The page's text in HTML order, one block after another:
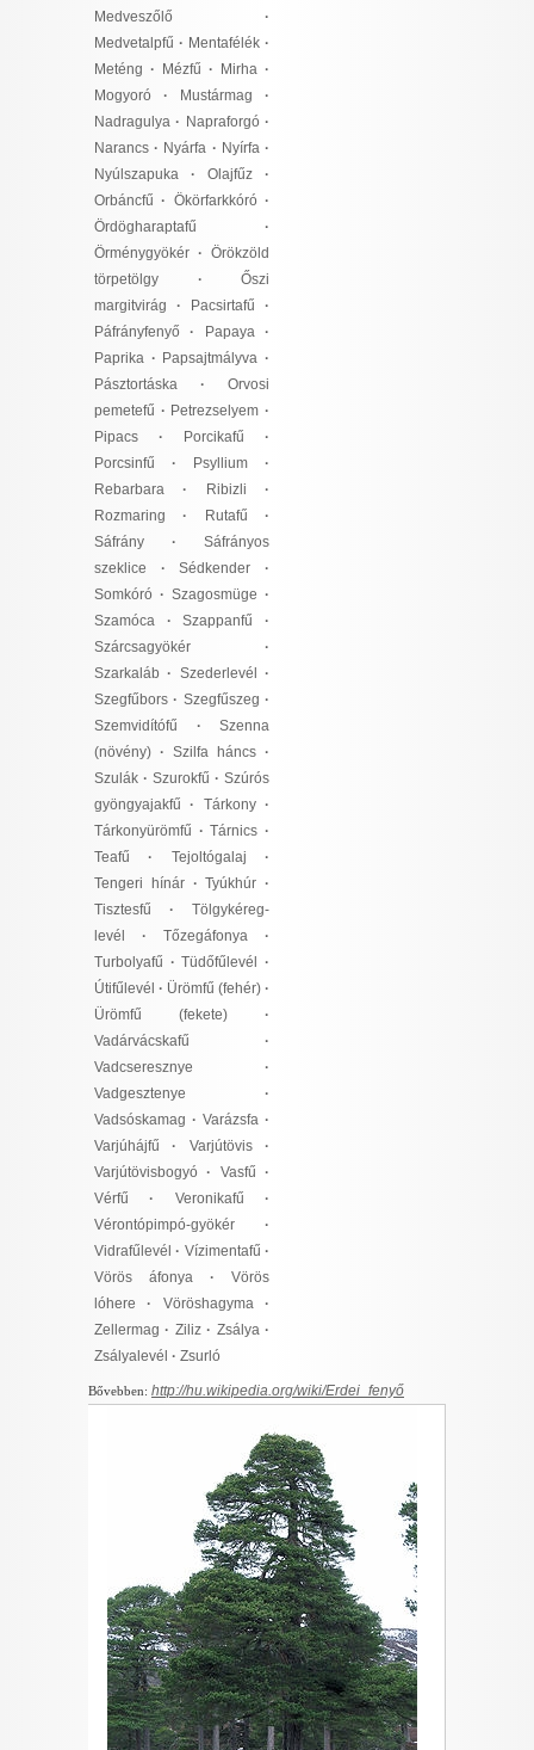
Medveszőlő ·
Medvetalpfű · Mentafélék ·
Meténg · Mézfű · Mirha ·
Mogyoró · Mustármag ·
Nadragulya · Napraforgó ·
Narancs · Nyárfa · Nyírfa·
Nyúlszapuka · Olajfűz ·
Orbáncfű · Ökörfarkkóró ·
Ördögharaptafű ·
Örménygyökér · Örökzöld
törpetölgy · Őszi
margitvirág · Pacsirtafű ·
Páfrányfenyő · Papaya·
Paprika · Papsajtmályva ·
Pásztortáska · Orvosi
pemetefű · Petrezselyem ·
Pipacs · Porcikafű ·
Porcsinfű · Psyllium ·
Rebarbara · Ribizli ·
Rozmaring · Rutafű ·
Sáfrány · Sáfrányos
szeklice · Sédkender ·
Somkóró · Szagosmüge ·
Szamóca · Szappanfű ·
Szárcsagyökér ·
Szarkaláb · Szederlevél
·
Szegfűbors · Szegfűszeg ·
Szemvidítófű · Szenna
(növény) · Szilfa háncs ·
Szulák · Szurokfű · Szúrós
gyöngyajakfű · Tárkony·
Tárkonyürömfű · Tárnics ·
Teafű · Tejoltógalaj ·
Tengeri hínár· Tyúkhúr ·
Tisztesfű · Tölgykéreg-
levél
· Tőzegáfonya ·
Turbolyafű · Tüdőfűlevél
·
Útifűlevél · Ürömfű (fehér) ·
Ürömfű (fekete) ·
Vadárvácskafű ·
Vadcseresznye ·
Vadgesztenye ·
Vadsóskamag · Varázsfa ·
Varjúhájfű · Varjútövis·
Varjútövisbogyó · Vasfű ·
Vérfű · Veronikafű ·
Vérontópimpó-gyökér ·
Vidrafűlevél · Vízimentafű ·
Vörös áfonya · Vörös
lóhere · Vöröshagyma·
Zellermag · Ziliz· Zsálya·
Zsályalevél · Zsurló
Bővebben: http://hu.wikipedia.org/wiki/Erdei_fenyő